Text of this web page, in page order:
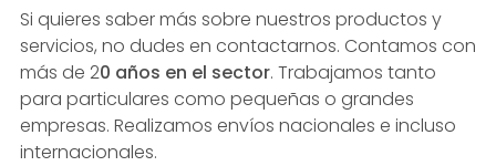
Si quieres saber más sobre nuestros productos y
servicios, no dudes en contactarnos. Contamos con
más de 20 años en el sector. Trabajamos tanto
para particulares como pequeñas o grandes
empresas. Realizamos envíos nacionales e incluso
internacionales.